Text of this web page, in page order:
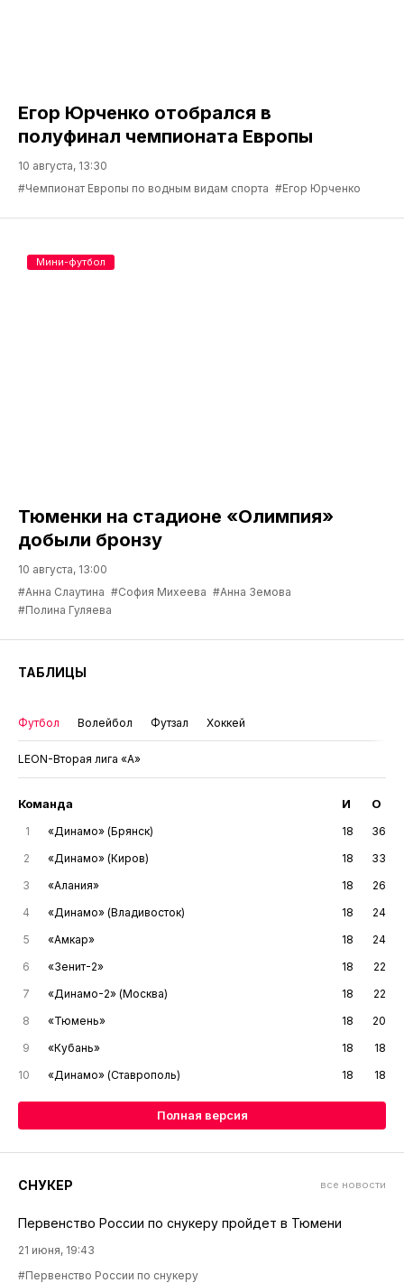
Егор Юрченко отобрался в
полуфинал чемпионата Европы
10 августа, 13:30
#Чемпионат Европы по водным видам спорта #Егор Юрченко
Тюменки на стадионе «Олимпия»
добыли бронзу
10 августа, 13:00
#Анна Слаутина #София Михеева #Анна Земова
#Полина Гуляева
Мини-футбол
ТАБЛИЦЫ
Футбол Волейбол Футзал Хоккей
LEON-Вторая лига «А»
Команда И О
1 «Динамо» (Брянск) 18
36
2
«Динамо» (Киров) 18
33
3
«Алания» 18
26
4
«Динамо» (Владивосток) 18
24
5
«Амкар» 18
24
6
«Зенит-2» 18
22
7
«Динамо-2» (Москва) 18
22
8
«Тюмень» 18
20
9
«Кубань» 18
18
10
«Динамо» (Ставрополь) 18 18
Полная версия
СНУКЕР все новости
Первенство России по снукеру пройдет в Тюмени
21 июня, 19:43
#Первенство России по снукеру